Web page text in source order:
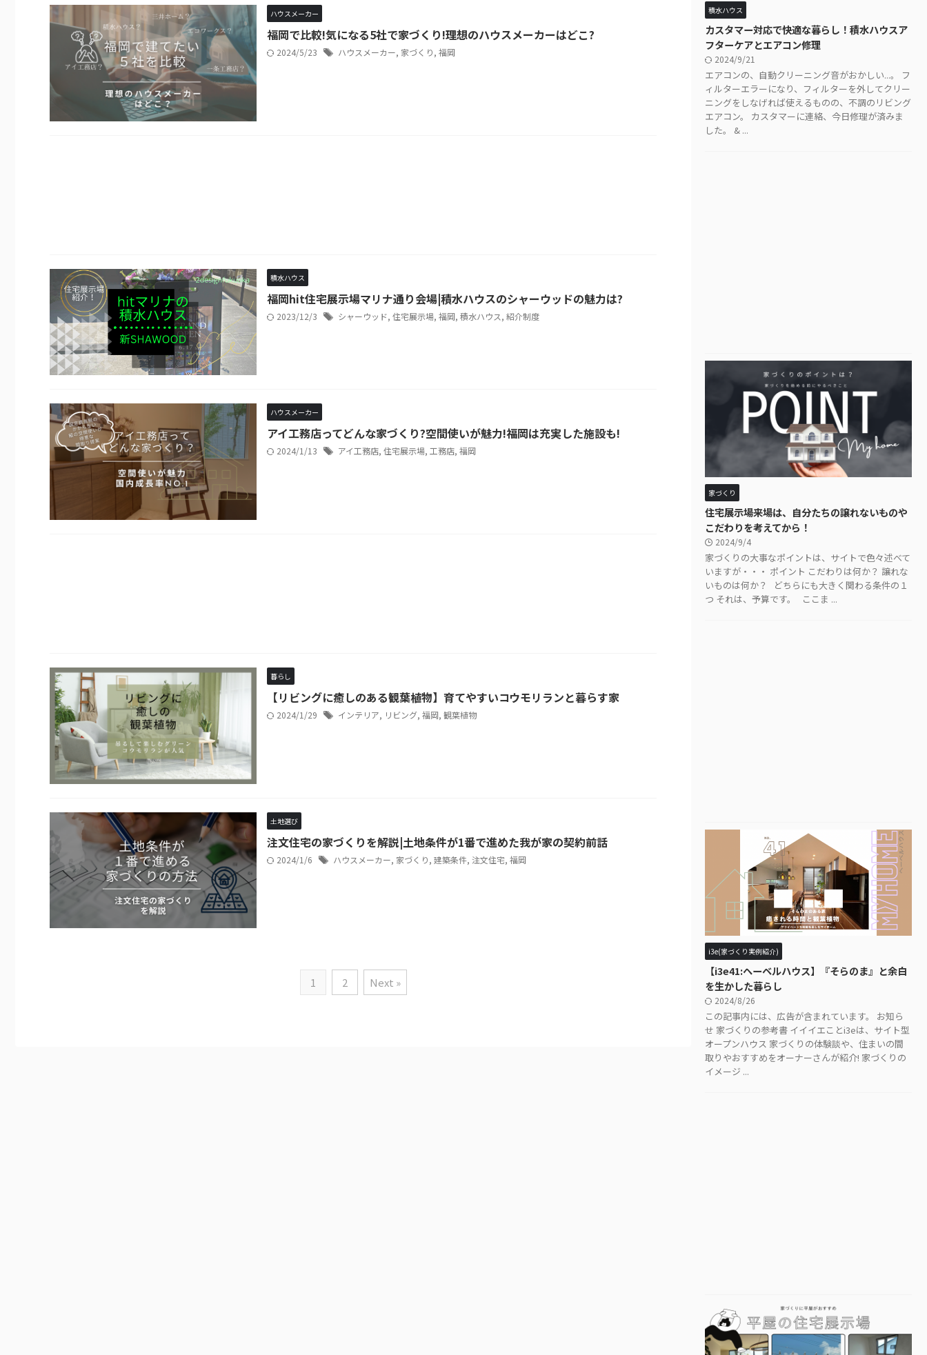
ハウスメーカー
福岡で比較!気になる5社で家づくり!理想のハウスメーカーはどこ?
2024/5/23 ハウスメーカー, 家づくり, 福岡
積水ハウス
福岡hit住宅展示場マリナ通り会場|積水ハウスのシャーウッドの魅力は?
2023/12/3 シャーウッド, 住宅展示場, 福岡, 積水ハウス, 紹介制度
ハウスメーカー
アイ工務店ってどんな家づくり?空間使いが魅力!福岡は充実した施設も!
2024/1/13 アイ工務店, 住宅展示場, 工務店, 福岡
暮らし
【リビングに癒しのある観葉植物】育てやすいコウモリランと暮らす家
2024/1/29 インテリア, リビング, 福岡, 観葉植物
土地選び
注文住宅の家づくりを解説|土地条件が1番で進めた我が家の契約前話
2024/1/6 ハウスメーカー, 家づくり, 建築条件, 注文住宅, 福岡
1 2 Next »
積水ハウス
カスタマー対応で快適な暮らし！積水ハウスア
フターケアとエアコン修理
2024/9/21
エアコンの、自動クリーニング音がおかしい...。 フ
ィルターエラーになり、フィルターを外してクリー
ニングをしなげれば使えるものの、不調のリビング
エアコン。 カスタマーに連絡、今日修理が済みま
した。 & ...
家づくり
住宅展示場来場は、自分たちの譲れないものや
こだわりを考えてから！
2024/9/4
家づくりの大事なポイントは、サイトで色々述べて
いますが・・・ ポイント こだわりは何か？ 譲れな
いものは何か？ どちらにも大きく関わる条件の１
つ それは、予算です。 ここま ...
i3e(家づくり実例紹介)
【i3e41:ヘーベルハウス】『そらのま』と余白
を生かした暮らし
2024/8/26
この記事内には、広告が含まれています。 お知ら
せ 家づくりの参考書 イイイエことi3eは、サイト型
オープンハウス 家づくりの体験談や、住まいの間
取りやおすすめをオーナーさんが紹介! 家づくりの
イメージ ...